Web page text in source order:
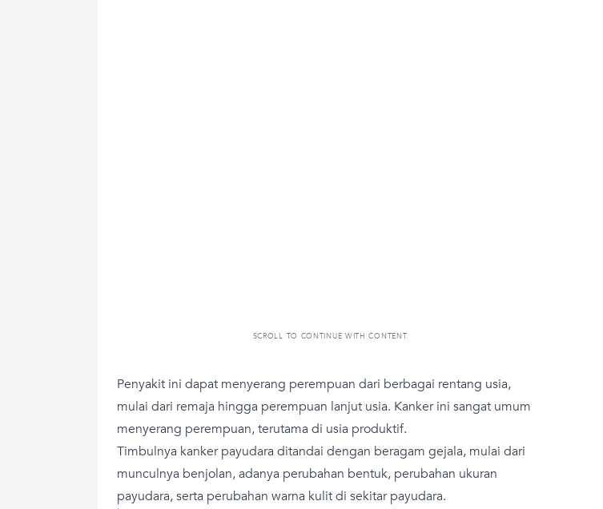
SCROLL TO CONTINUE WITH CONTENT
Penyakit ini dapat menyerang perempuan dari berbagai rentang usia,
mulai dari remaja hingga perempuan lanjut usia. Kanker ini sangat umum
menyerang perempuan, terutama di usia produktif.
Timbulnya kanker payudara ditandai dengan beragam gejala, mulai dari
munculnya benjolan, adanya perubahan bentuk, perubahan ukuran
payudara, serta perubahan warna kulit di sekitar payudara.